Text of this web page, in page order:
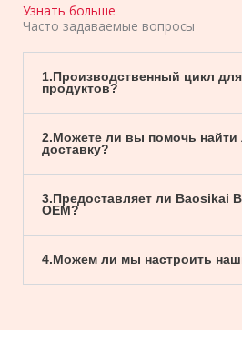
Узнать больше
Часто задаваемые вопросы
1.Производственный цикл
продуктов?
2.Можете ли вы помочь найти
доставку?
3.Предоставляет ли Baosikai
OEM?
4.Можем ли мы настроить